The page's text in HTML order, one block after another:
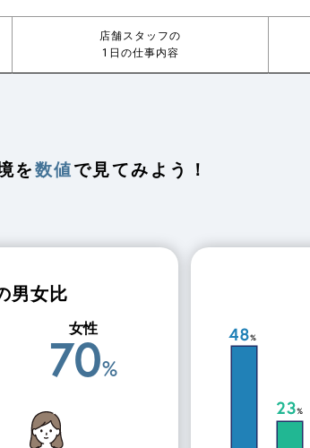
店舗スタッフの
1日の仕事内容
を数値で見てみよう！
男女比
女性
70%